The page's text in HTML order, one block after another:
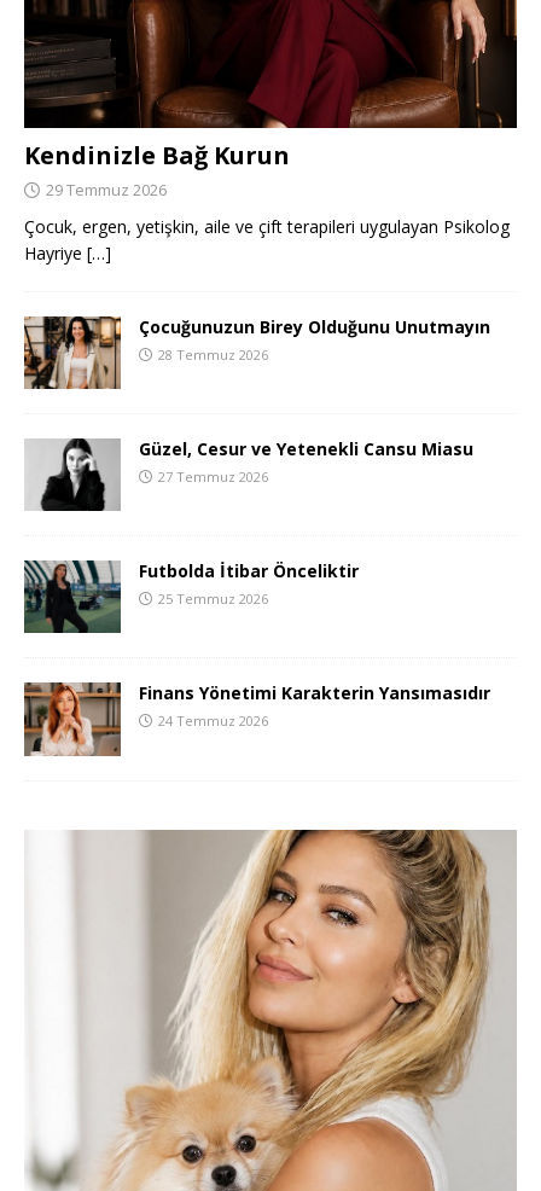
Kendinizle Bağ Kurun
29 Temmuz 2026
Çocuk, ergen, yetişkin, aile ve çift terapileri uygulayan Psikolog
Hayriye […]
Çocuğunuzun Birey Olduğunu Unutmayın
28 Temmuz 2026
Güzel, Cesur ve Yetenekli Cansu Miasu
27 Temmuz 2026
Futbolda İtibar Önceliktir
25 Temmuz 2026
Finans Yönetimi Karakterin Yansımasıdır
24 Temmuz 2026